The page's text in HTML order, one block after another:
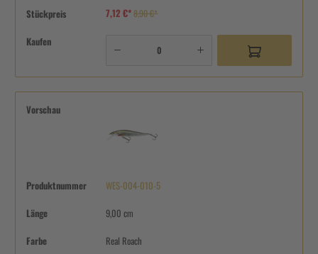
Stückpreis 7,12 €*8,90 €*
Kaufen
Vorschau
Produktnummer WES-004-010-5
Länge 9,00 cm
Farbe Real Roach